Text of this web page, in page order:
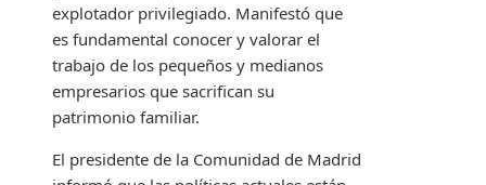
explotador privilegiado. Manifestó que
es fundamental conocer y valorar el
trabajo de los pequeños y medianos
empresarios que sacrifican su
patrimonio familiar.
El presidente de la Comunidad de Madrid